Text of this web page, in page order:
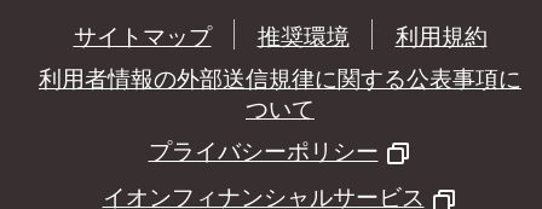
サイトマップ 推奨環境
利用規約
利用者情報の外部送信規律に関する公表事項に
ついて
プライバシーポリシー
イオンフィナンシャルサービス